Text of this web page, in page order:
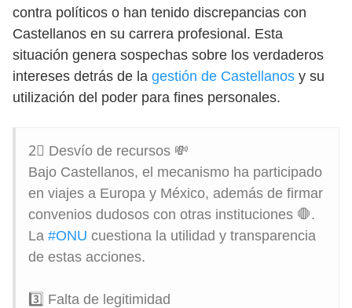
contra políticos o han tenido discrepancias con
Castellanos en su carrera profesional. Esta
situación genera sospechas sobre los verdaderos
intereses detrás de la gestión de Castellanos y su
utilización del poder para fines personales.
2⃣ Desvío de recursos 💸
Bajo Castellanos, el mecanismo ha participado
en viajes a Europa y México, además de firmar
convenios dudosos con otras instituciones 🛑.
La #ONU cuestiona la utilidad y transparencia
de estas acciones.
3️⃣ Falta de legitimidad